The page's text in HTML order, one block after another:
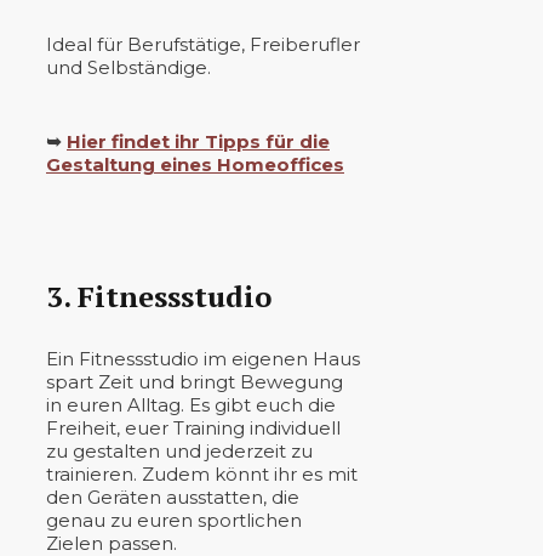
Ideal für Berufstätige, Freiberufler
und Selbständige.
➥ Hier findet ihr Tipps für die
Gestaltung eines Homeoffices
3. Fitnessstudio
Ein Fitnessstudio im eigenen Haus
spart Zeit und bringt Bewegung
in euren Alltag. Es gibt euch die
Freiheit, euer Training individuell
zu gestalten und jederzeit zu
trainieren. Zudem könnt ihr es mit
den Geräten ausstatten, die
genau zu euren sportlichen
Zielen passen.